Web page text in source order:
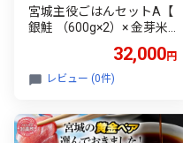
宮城主役ごはんセットA【
銀鮭 （600g×2）× 金芽米
鮭 サケ 鮭切り身 骨取り 切
り落とし 冷凍 宮城県 加美
32,000円
レビュー (0件)